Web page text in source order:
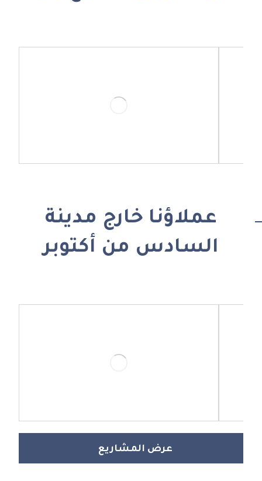
عملاؤنا خارج مدينة
السادس من أكتوبر
عرض المشاريع